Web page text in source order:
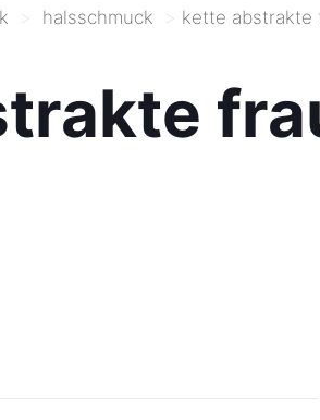
> halsschmuck > kette abstrakte